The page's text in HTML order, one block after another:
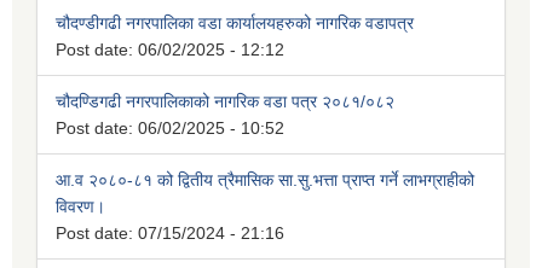
चौदण्डीगढी नगरपालिका वडा कार्यालयहरुको नागरिक वडापत्र
Post date: 06/02/2025 - 12:12
चौदण्डिगढी नगरपालिकाको नागरिक वडा पत्र २०८१/०८२
Post date: 06/02/2025 - 10:52
आ.व २०८०-८१ को द्वितीय त्रैमासिक सा.सु.भत्ता प्राप्त गर्ने लाभग्राहीको
विवरण।
Post date: 07/15/2024 - 21:16